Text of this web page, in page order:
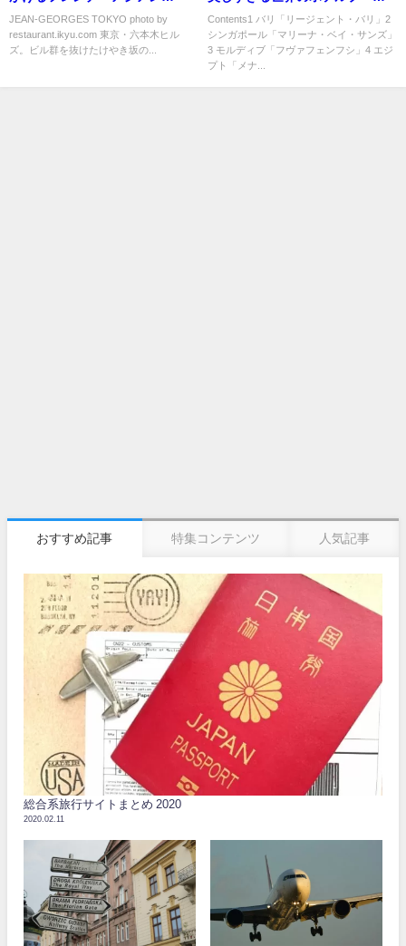
「JEAN-GEORGES TOKYO」
JEAN-GEORGES TOKYO photo by
restaurant.ikyu.com 東京・六本木ヒル
ズ。ビル群を抜けたけやき坂の...
７選
Contents1 バリ「リージェント・バリ」2
シンガポール「マリーナ・ベイ・サンズ」
3 モルディブ「フヴァフェンフシ」4 エジ
プト「メナ...
おすすめ記事 特集コンテンツ 人気記事
総合系旅行サイトまとめ 2020
2020.02.11